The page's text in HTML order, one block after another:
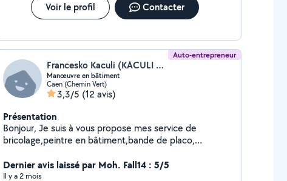
Voir le profil Contacter
Auto-entrepreneur
Francesko Kaculi (KACULI FRANCESKO)
Manœuvre en bâtiment
Caen (Chemin Vert)
3,3/5 (12 avis)
Présentation
Bonjour, Je suis à vous propose mes service de
bricolage,peintre en bâtiment,bande de placo,
peut éventuellement faire de la mécanique n'hésitez
pas à me contacter pour plus de question
Dernier avis laissé par Moh. Fall14 : 5/5
Il y a 2 mois